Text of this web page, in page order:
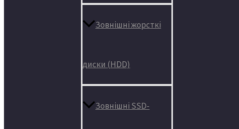
Зовнішні жорсткі
диски (HDD)
Зовнішні SSD-